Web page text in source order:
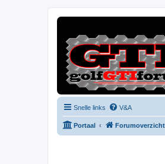
Snelle links V&A
Portaal Forumoverzicht